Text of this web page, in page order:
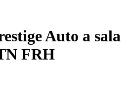
Auto a sala
FRH